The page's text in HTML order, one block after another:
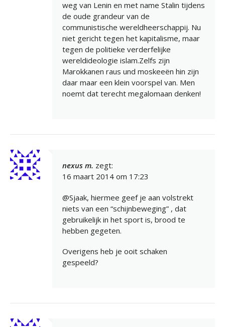
weg van Lenin en met name Stalin tijdens
de oude grandeur van de
communistische wereldheerschappij. Nu
niet gericht tegen het kapitalisme, maar
tegen de politieke verderfelijke
wereldideologie islam.Zelfs zijn
Marokkanen raus und moskeeën hin zijn
daar maar een klein voorspel van. Men
noemt dat terecht megalomaan denken!
nexus m. zegt:
16 maart 2014 om 17:23
@Sjaak, hiermee geef je aan volstrekt
niets van een “schijnbeweging” , dat
gebruikelijk in het sport is, brood te
hebben gegeten.
Overigens heb je ooit schaken
gespeeld?